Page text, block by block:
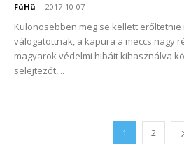
FüHü - 2017-10-07
Különösebben meg se kellett erőltetnie
válogatottnak, a kapura a meccs nagy
magyarok védelmi hibáit kihasználva
selejtezőt,...
1 2